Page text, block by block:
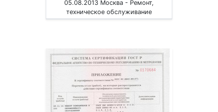
05.08.2013 Москва - Ремонт,
техническое обслуживание
радиоэлектронной аппаратуры